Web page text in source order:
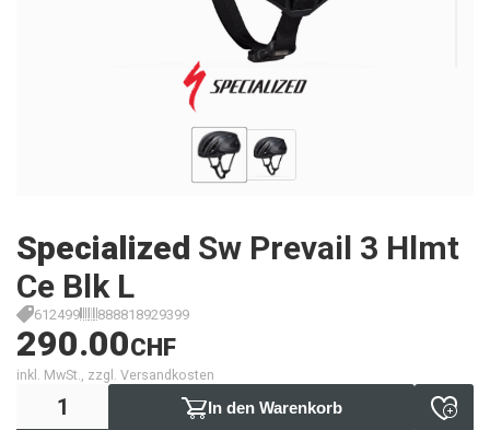
Specialized Sw Prevail 3 Hlmt
Ce Blk L
612499 888818929399
290.00CHF
inkl. MwSt., zzgl. Versandkosten
In den Warenkorb